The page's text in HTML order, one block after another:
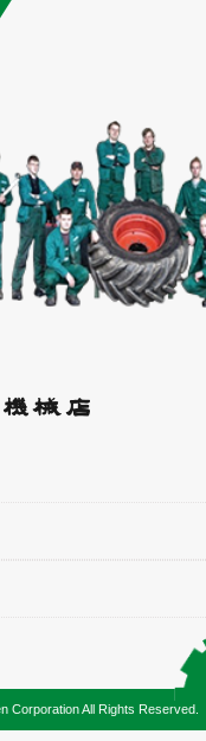
Corporation All Rights Reserved.